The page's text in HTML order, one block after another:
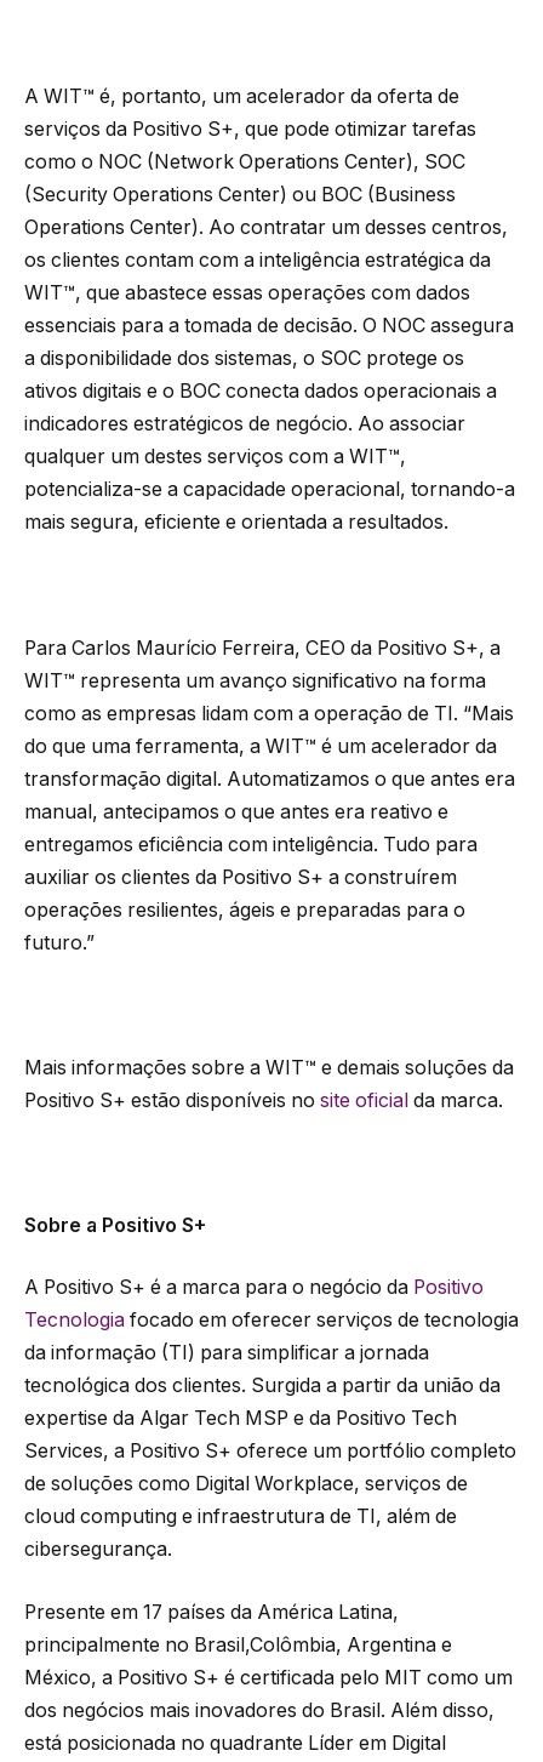
A WIT™ é, portanto, um acelerador da oferta de
serviços da Positivo S+, que pode otimizar tarefas
como o NOC (Network Operations Center), SOC
(Security Operations Center) ou BOC (Business
Operations Center). Ao contratar um desses centros,
os clientes contam com a inteligência estratégica da
WIT™, que abastece essas operações com dados
essenciais para a tomada de decisão. O NOC assegura
a disponibilidade dos sistemas, o SOC protege os
ativos digitais e o BOC conecta dados operacionais a
indicadores estratégicos de negócio. Ao associar
qualquer um destes serviços com a WIT™,
potencializa-se a capacidade operacional, tornando-a
mais segura, eficiente e orientada a resultados.
Para Carlos Maurício Ferreira, CEO da Positivo S+, a
WIT™ representa um avanço significativo na forma
como as empresas lidam com a operação de TI. “Mais
do que uma ferramenta, a WIT™ é um acelerador da
transformação digital. Automatizamos o que antes era
manual, antecipamos o que antes era reativo e
entregamos eficiência com inteligência. Tudo para
auxiliar os clientes da Positivo S+ a construírem
operações resilientes, ágeis e preparadas para o
futuro.”
Mais informações sobre a WIT™ e demais soluções da
Positivo S+ estão disponíveis no site oficial da marca.
Sobre a Positivo S+
A Positivo S+ é a marca para o negócio da Positivo
Tecnologia focado em oferecer serviços de tecnologia
da informação (TI) para simplificar a jornada
tecnológica dos clientes. Surgida a partir da união da
expertise da Algar Tech MSP e da Positivo Tech
Services, a Positivo S+ oferece um portfólio completo
de soluções como Digital Workplace, serviços de
cloud computing e infraestrutura de TI, além de
cibersegurança.
Presente em 17 países da América Latina,
principalmente no Brasil,Colômbia, Argentina e
México, a Positivo S+ é certificada pelo MIT como um
dos negócios mais inovadores do Brasil. Além disso,
está posicionada no quadrante Líder em Digital